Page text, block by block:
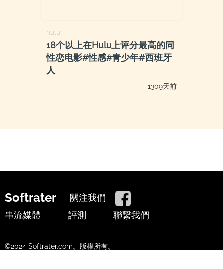
hulu
18个以上在Hulu上评分最高的同
性恋电影#性感#青少年#西班牙
人
1309天前
Softrater
關注我們
串流媒體
評測 聯繫我們
©2024 Softrater.com。版權所有。